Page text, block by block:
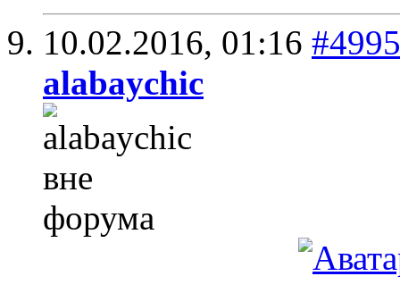
10.02.2016, 01:16 #4995
alabaychic